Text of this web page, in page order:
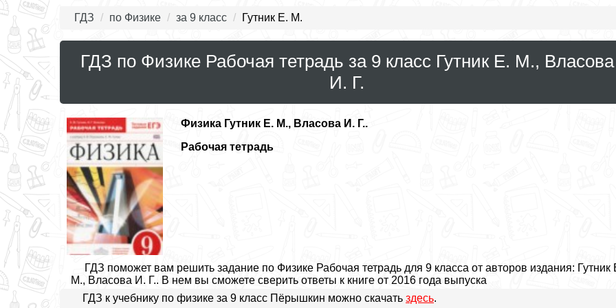
ГДЗ по Физике за 9 класс Гутник Е. М.
ГДЗ по Физике Рабочая тетрадь за 9 класс Гутник Е. М., Власова
И. Г.
Физика Гутник Е. М., Власова И. Г..
Рабочая тетрадь
ГДЗ поможет вам решить задание по Физике Рабочая тетрадь для 9 класса от авторов издания: Гутник
М., Власова И. Г.. В нем вы сможете сверить ответы к книге от 2016 года выпуска
ГДЗ к учебнику по физике за 9 класс Пёрышкин можно скачать здесь.